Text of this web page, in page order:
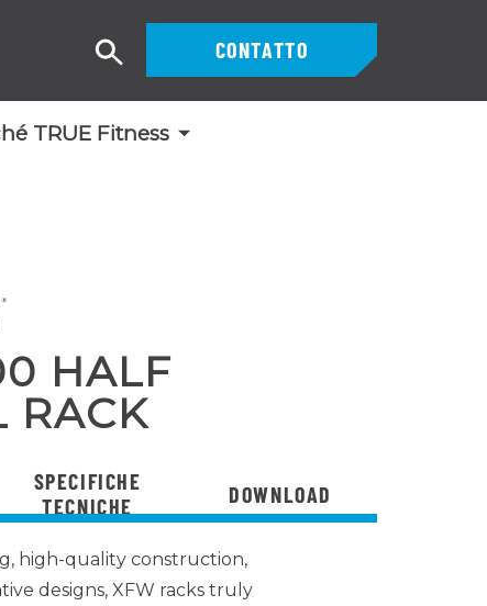
TRUE Fitness
CONTATTO
Ricerca
HALF
RACK
SPECIFICHE
TECNICHE
DOWNLOAD
high-quality construction,
designs, XFW racks truly